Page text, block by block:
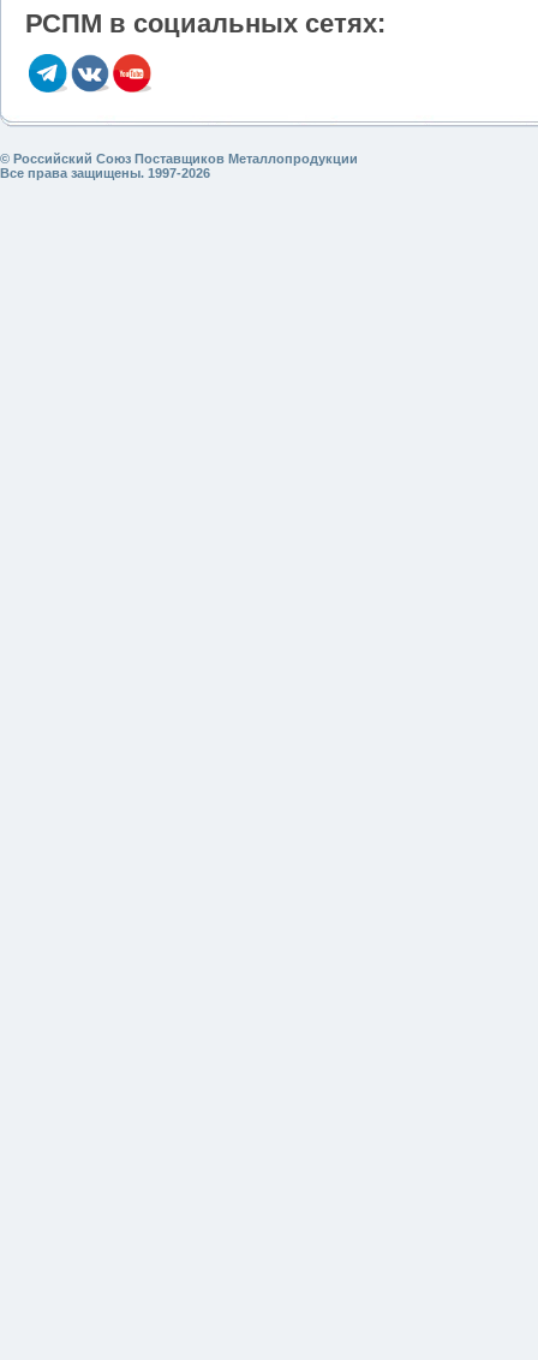
РСПМ в социальных сетях:
© Российский Союз Поставщиков Металлопродукции
Все права защищены. 1997-2026